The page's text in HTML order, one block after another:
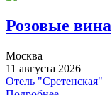
Розовые вина
Москва
11 августа 2026
Отель "Сретенская"